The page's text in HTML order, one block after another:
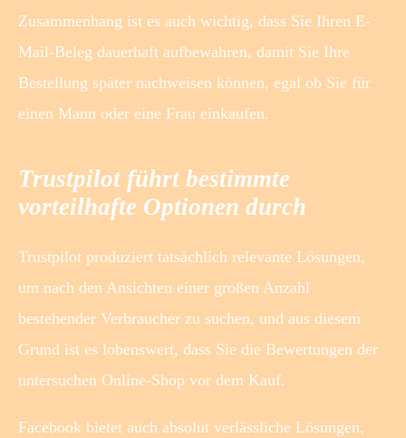
Zusammenhang ist es auch wichtig, dass Sie Ihren E-
Mail-Beleg dauerhaft aufbewahren, damit Sie Ihre
Bestellung später nachweisen können, egal ob Sie für
einen Mann oder eine Frau einkaufen.
Trustpilot führt bestimmte
vorteilhafte Optionen durch
Trustpilot produziert tatsächlich relevante Lösungen,
um nach den Ansichten einer großen Anzahl
bestehender Verbraucher zu suchen, und aus diesem
Grund ist es lobenswert, dass Sie die Bewertungen der
untersuchen Online-Shop vor dem Kauf.
Facebook bietet auch absolut verlässliche Lösungen,